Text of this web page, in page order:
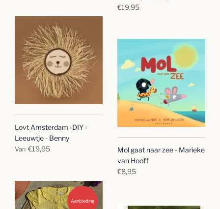
€19,95
Lovt Amsterdam -DIY -
Leeuwtje - Benny
Van €19,95
Mol gaat naar zee - Marieke
van Hooff
€8,95
Aanbieding